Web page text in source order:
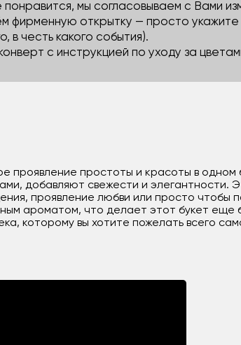
понравится, мы согласовываем с Вами
фирменную открытку — просто укажите
в честь какого события).
с инструкцией по уходу за
проявление простоты и красоты в одном
добавляют свежести и элегантности.
проявление любви или просто чтобы
ароматом, что делает этот букет
которому вы хотите пожелать всего